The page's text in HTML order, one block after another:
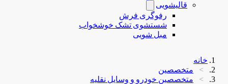
قالیشویی
رفوگری فرش
شستشوی تشک خوشخواب
مبل شویی
خانه
متخصصین
متخصصین خودرو و وسایل نقلیه